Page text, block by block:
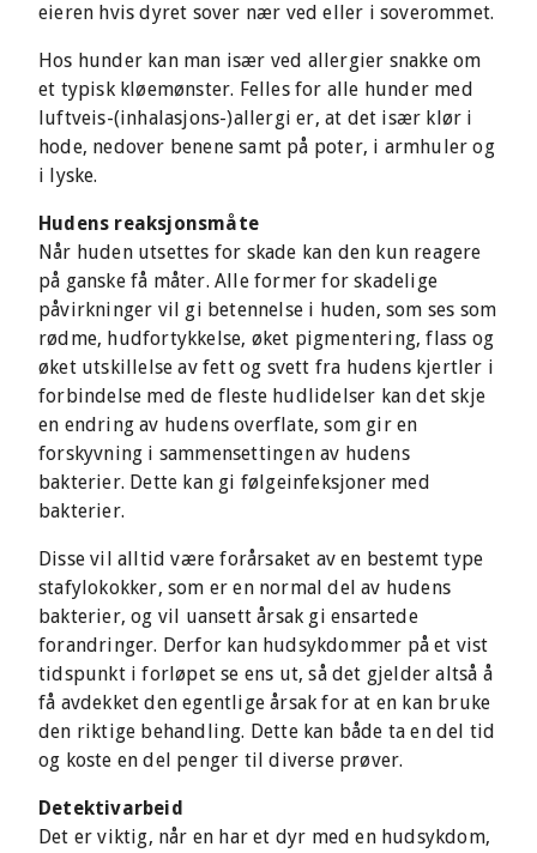
eieren hvis dyret sover nær ved eller i soverommet.
Hos hunder kan man især ved allergier snakke om
et typisk kløemønster. Felles for alle hunder med
luftveis-(inhalasjons-)allergi er, at det især klør i
hode, nedover benene samt på poter, i armhuler og
i lyske.
Hudens reaksjonsmåte
Når huden utsettes for skade kan den kun reagere
på ganske få måter. Alle former for skadelige
påvirkninger vil gi betennelse i huden, som ses som
rødme, hudfortykkelse, øket pigmentering, flass og
øket utskillelse av fett og svett fra hudens kjertler i
forbindelse med de fleste hudlidelser kan det skje
en endring av hudens overflate, som gir en
forskyvning i sammensettingen av hudens
bakterier. Dette kan gi følgeinfeksjoner med
bakterier.
Disse vil alltid være forårsaket av en bestemt type
stafylokokker, som er en normal del av hudens
bakterier, og vil uansett årsak gi ensartede
forandringer. Derfor kan hudsykdommer på et vist
tidspunkt i forløpet se ens ut, så det gjelder altså å
få avdekket den egentlige årsak for at en kan bruke
den riktige behandling. Dette kan både ta en del tid
og koste en del penger til diverse prøver.
Detektivarbeid
Det er viktig, når en har et dyr med en hudsykdom,